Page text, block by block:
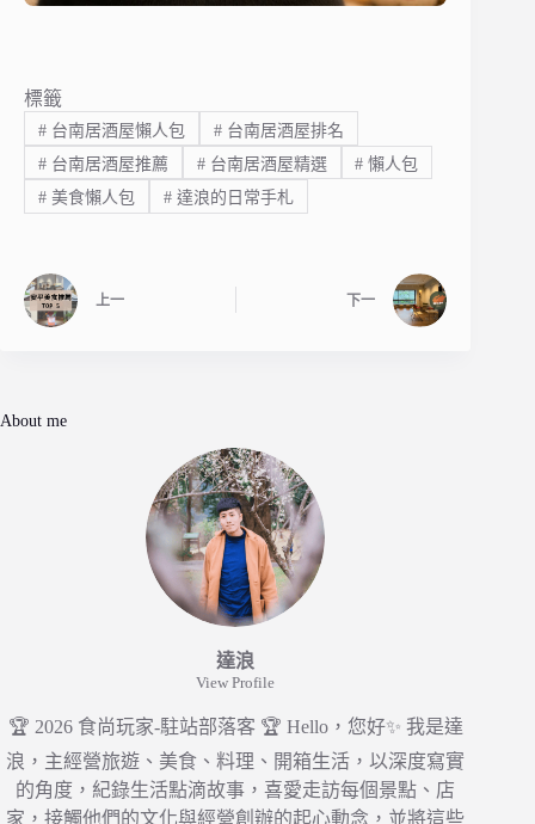
標籤
#台南居酒屋懶人包 #台南居酒屋排名
#台南居酒屋推薦 #台南居酒屋精選 # 懶人包
#美食懶人包 #達浪的日常手札
上一 下一
About me
達浪
View Profile
🏆 2026 食尚玩家-駐站部落客 🏆 Hello，您好✨ 我是達
浪，主經營旅遊、美食、料理、開箱生活，以深度寫實
的角度，紀錄生活點滴故事，喜愛走訪每個景點、店
家，接觸他們的文化與經營創辦的起心動念，並將這些